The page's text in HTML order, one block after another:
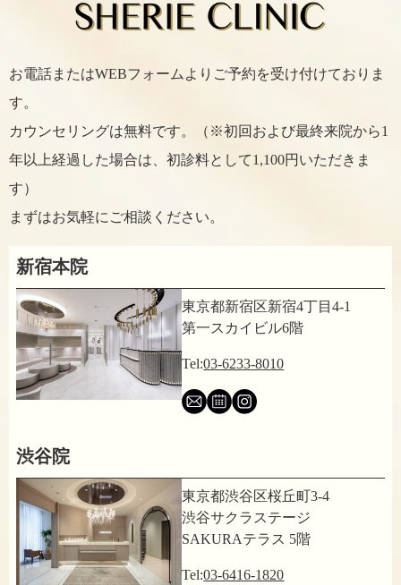
お電話またはWEBフォームよりご予約を受け付けておりま
す。
カウンセリングは無料です。（※初回および最終来院から1
年以上経過した場合は、初診料として1,100円いただきま
す）
まずはお気軽にご相談ください。
新宿本院
東京都新宿区新宿4丁目4-1
第一スカイビル6階
Tel:03-6233-8010
渋谷院
東京都渋谷区桜丘町3-4
渋谷サクラステージ
SAKURAテラス 5階
Tel:03-6416-1820